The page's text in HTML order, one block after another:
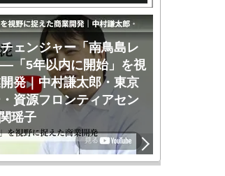
ェンジャー「南鳥島レ
「5年以内に開始」を視
発｜中村謙太郎・東京
資源フロンティアセン
瑶子